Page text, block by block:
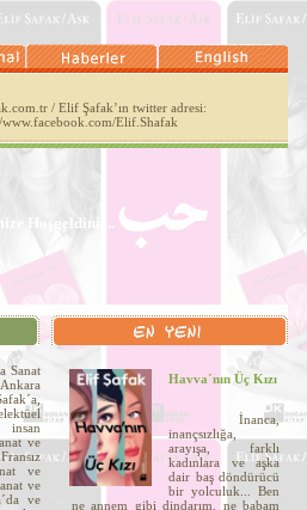
/ Elif Şafak’ın twitter adresi:
Elif.Shafak
Hoşgeldiniz..
Sanat
insan
ve
ve
ve
ve
Havva´nın Üç Kızı
İnanca,
inançsızlığa,
arayışa, farklı
kadınlara ve aşka
dair baş döndürücü
bir yolculuk... Ben
ne annem gibi dindarım, ne babam